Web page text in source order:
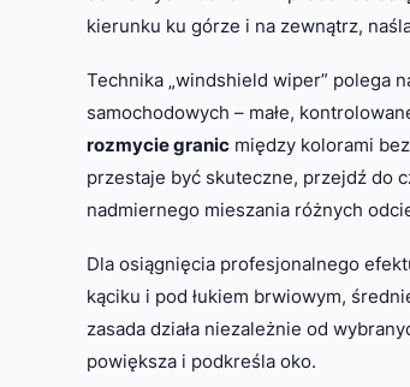
kierunku ku górze i na zewnątrz,
Technika „windshield wiper” polega
samochodowych – małe,
rozmycie granic między kolorami
przestaje być skuteczne, przejdź do
nadmiernego mieszania różnych
Dla osiągnięcia profesjonalnego
kąciku i pod łukiem brwiowym,
zasada działa niezależnie od
powiększa i podkreśla oko.